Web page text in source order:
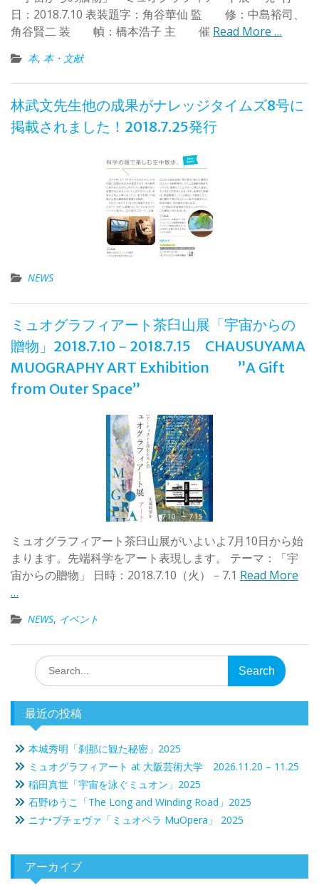
日：2018.7.10 表装題字：角谷華仙 監 修：中島裕司、
角谷賢二 装 幀：橋本浩子 主 催 Read More …
本, 本・文献
林武文先生他の成果がナレッジタイムズ8号に
掲載されました！2018.7.25発行
NEWS
ミュオグラフィアート茶臼山展「宇宙からの
贈物」2018.7.10－2018.7.15 CHAUSUYAMA
MUOGRAPHY ART Exhibition ”A Gift
from Outer Space”
ミュオグラフィアート茶臼山展がいよいよ7月10日から始
まります。先端科学をアート表現します。 テーマ：「宇
宙からの贈物」 日時：2018.7.10（火）－7.1 Read More
…
NEWS, イベント
Search
for:
最近の投稿
本城秀明「刹那に観た秘密」2025
ミュオグラフィアート at 大阪芸術大学 2026.11.20 – 11.25
稲田真世「宇宙を泳ぐミュオン」2025
石野ゆうこ「The Long and Winding Road」2025
ニナ•ブチェヴァ「ミュオペラ MuOpera」 2025
アーカイブ